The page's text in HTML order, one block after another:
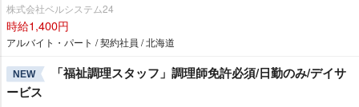
株式会社ベルシステム24
時給1,400円
アルバイト・パート / 契約社員 / 北海道
NEW
「福祉調理スタッフ」調理師免許必須/日勤のみ/デイサ
ービス